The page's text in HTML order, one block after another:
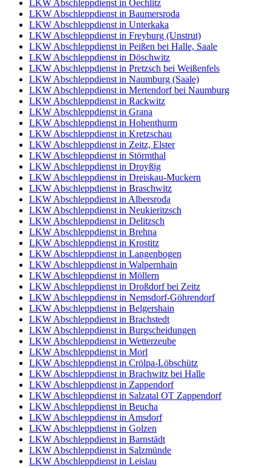
LKW Abschleppdienst in Oechlitz
LKW Abschleppdienst in Baumersroda
LKW Abschleppdienst in Unterkaka
LKW Abschleppdienst in Freyburg (Unstrut)
LKW Abschleppdienst in Peißen bei Halle, Saale
LKW Abschleppdienst in Döschwitz
LKW Abschleppdienst in Pretzsch bei Weißenfels
LKW Abschleppdienst in Naumburg (Saale)
LKW Abschleppdienst in Mertendorf bei Naumburg
LKW Abschleppdienst in Rackwitz
LKW Abschleppdienst in Grana
LKW Abschleppdienst in Hohenthurm
LKW Abschleppdienst in Kretzschau
LKW Abschleppdienst in Zeitz, Elster
LKW Abschleppdienst in Störmthal
LKW Abschleppdienst in Droyßig
LKW Abschleppdienst in Dreiskau-Muckern
LKW Abschleppdienst in Braschwitz
LKW Abschleppdienst in Albersroda
LKW Abschleppdienst in Neukieritzsch
LKW Abschleppdienst in Delitzsch
LKW Abschleppdienst in Brehna
LKW Abschleppdienst in Krostitz
LKW Abschleppdienst in Langenbogen
LKW Abschleppdienst in Walpernhain
LKW Abschleppdienst in Möllern
LKW Abschleppdienst in Droßdorf bei Zeitz
LKW Abschleppdienst in Nemsdorf-Göhrendorf
LKW Abschleppdienst in Belgershain
LKW Abschleppdienst in Brachstedt
LKW Abschleppdienst in Burgscheidungen
LKW Abschleppdienst in Wetterzeube
LKW Abschleppdienst in Morl
LKW Abschleppdienst in Crölpa-Löbschütz
LKW Abschleppdienst in Brachwitz bei Halle
LKW Abschleppdienst in Zappendorf
LKW Abschleppdienst in Salzatal OT Zappendorf
LKW Abschleppdienst in Beucha
LKW Abschleppdienst in Amsdorf
LKW Abschleppdienst in Golzen
LKW Abschleppdienst in Barnstädt
LKW Abschleppdienst in Salzmünde
LKW Abschleppdienst in Leislau